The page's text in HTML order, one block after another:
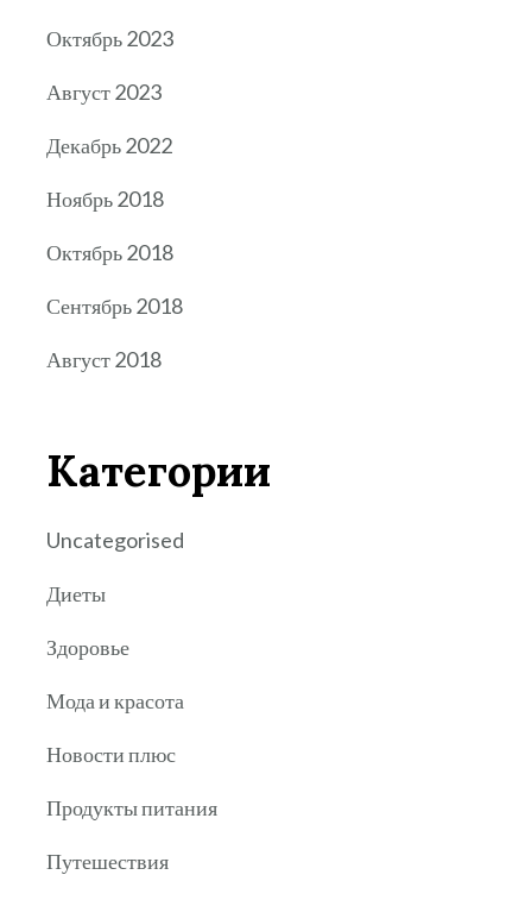
Октябрь 2023
Август 2023
Декабрь 2022
Ноябрь 2018
Октябрь 2018
Сентябрь 2018
Август 2018
Категории
Uncategorised
Диеты
Здоровье
Мода и красота
Новости плюс
Продукты питания
Путешествия